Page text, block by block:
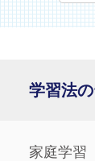
学習法
家庭学習